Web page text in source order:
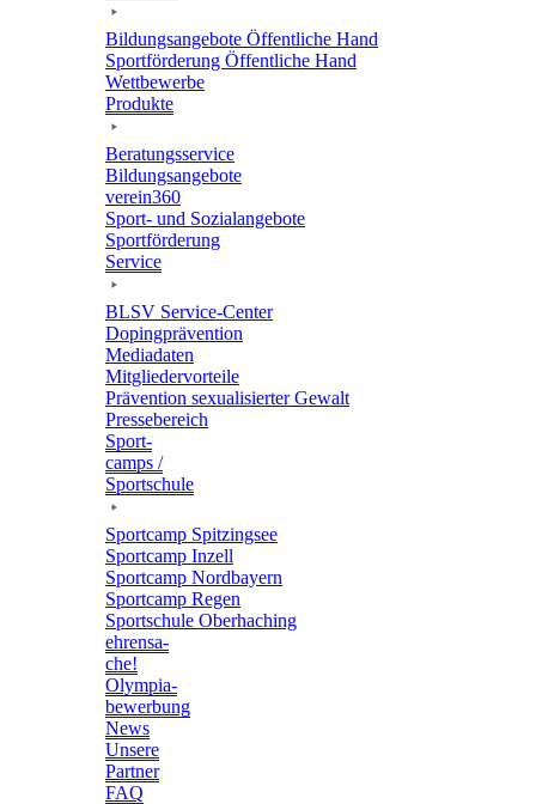
Bildungs­an­ge­bote Öffent­li­che Hand
Sport­för­de­rung Öffent­li­che Hand
Wett­be­werbe
Produkte
Bera­tungs­ser­vice
Bildungs­an­ge­bote
verein360
Sport- und Sozialangebote
Sport­för­de­rung
Service
BLSV Service-Center
Doping­prä­ven­tion
Media­da­ten
Mitglie­der­vor­teile
Präven­tion sexua­li­sier­ter Gewalt
Pres­se­be­reich
Sport­
camps /
Sportschule
Sport­camp Spitzingsee
Sport­camp Inzell
Sport­camp Nordbayern
Sport­camp Regen
Sport­schule Oberhaching
ehren­sa­
che!
Olym­pia­
be­wer­bung
News
Unsere
Part­ner
FAQ